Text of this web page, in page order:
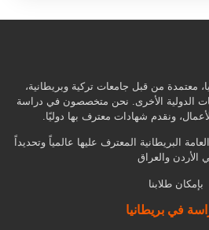
معتمدة من قبل جامعات تركية وبريطانية،
الدولية الأخرى. نحن متخصصون في دراسة
ونقدم شهادات معترف بها دوليًا.
البريطانية المعترف عليها عالمياً وتحديداً
الأردن والعراق
بإمكان طلابنا
في بريطانيا